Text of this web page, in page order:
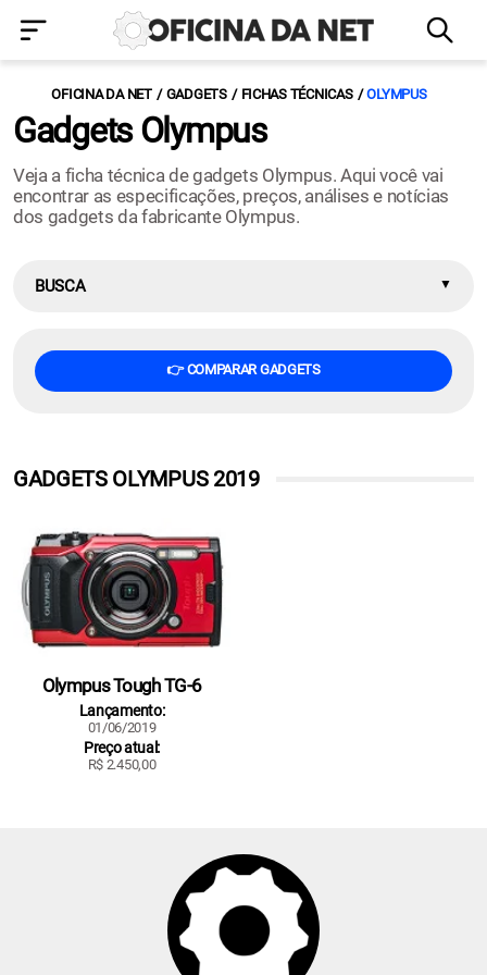
OFICINA DA NET GADGETS FICHAS TÉCNICAS OLYMPUS
Gadgets Olympus
Veja a ficha técnica de gadgets Olympus. Aqui você vai
encontrar as especificações, preços, análises e notícias
dos gadgets da fabricante Olympus.
BUSCA
👉 COMPARAR GADGETS
GADGETS OLYMPUS 2019
Olympus Tough TG-6
Lançamento:
01/06/2019
Preço atual:
R$ 2.450,00